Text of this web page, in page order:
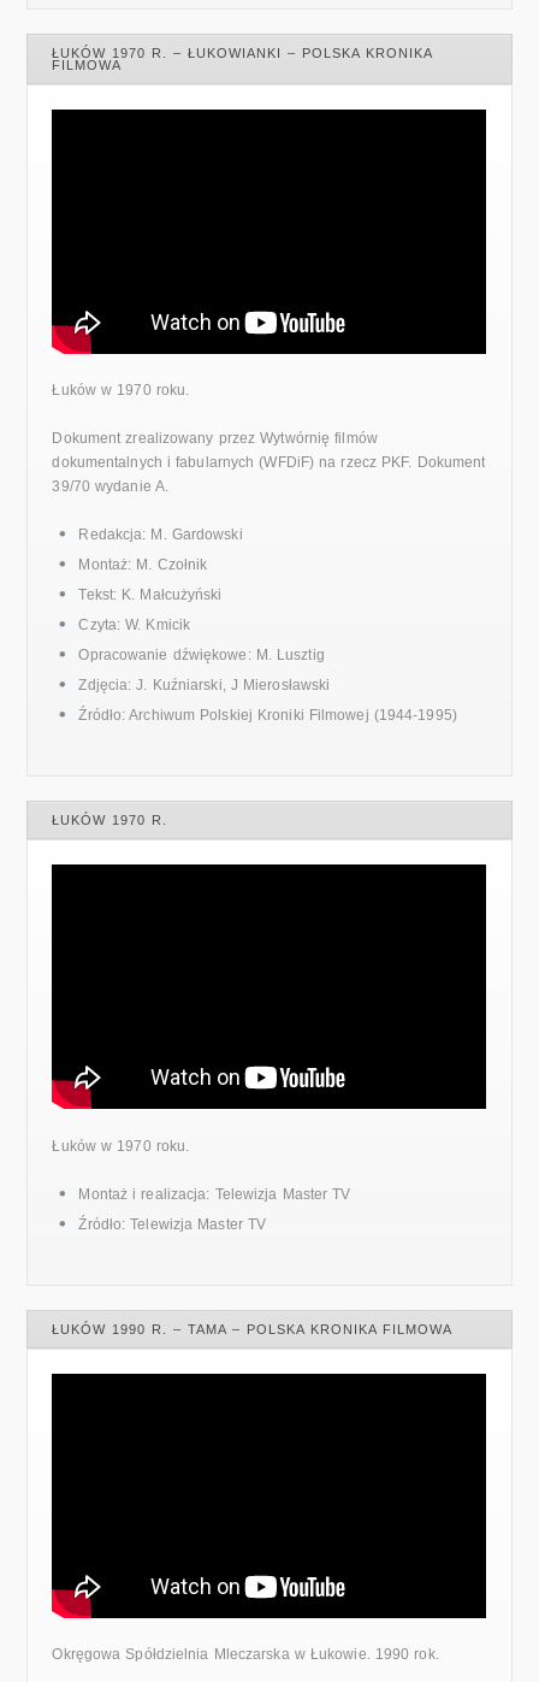
ŁUKÓW 1970 R. – ŁUKOWIANKI – POLSKA KRONIKA
FILMOWA
Łuków w 1970 roku.
Dokument zrealizowany przez Wytwórnię filmów
dokumentalnych i fabularnych (WFDiF) na rzecz PKF. Dokument
39/70 wydanie A.
Redakcja: M. Gardowski
Montaż: M. Czołnik
Tekst: K. Małcużyński
Czyta: W. Kmicik
Opracowanie dźwiękowe: M. Lusztig
Zdjęcia: J. Kuźniarski, J Mierosławski
Źródło: Archiwum Polskiej Kroniki Filmowej (1944-1995)
ŁUKÓW 1970 R.
Łuków w 1970 roku.
Montaż i realizacja: Telewizja Master TV
Źródło: Telewizja Master TV
ŁUKÓW 1990 R. – TAMA – POLSKA KRONIKA FILMOWA
Okręgowa Spółdzielnia Mleczarska w Łukowie. 1990 rok.